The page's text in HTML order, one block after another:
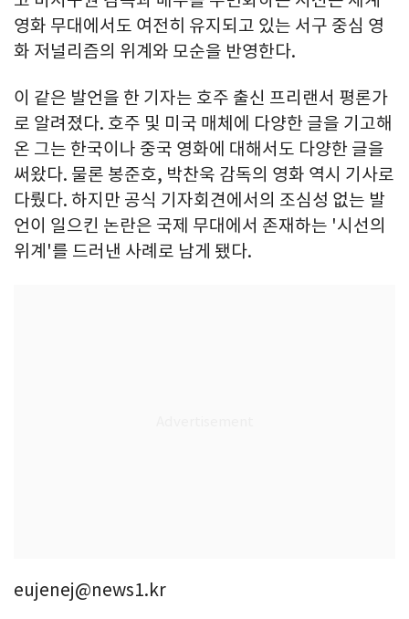
영화 무대에서도 여전히 유지되고 있는 서구 중심 영
화 저널리즘의 위계와 모순을 반영한다.
이 같은 발언을 한 기자는 호주 출신 프리랜서 평론가
로 알려졌다. 호주 및 미국 매체에 다양한 글을 기고해
온 그는 한국이나 중국 영화에 대해서도 다양한 글을
써왔다. 물론 봉준호, 박찬욱 감독의 영화 역시 기사로
다뤘다. 하지만 공식 기자회견에서의 조심성 없는 발
언이 일으킨 논란은 국제 무대에서 존재하는 '시선의
위계'를 드러낸 사례로 남게 됐다.
eujenej@news1.kr